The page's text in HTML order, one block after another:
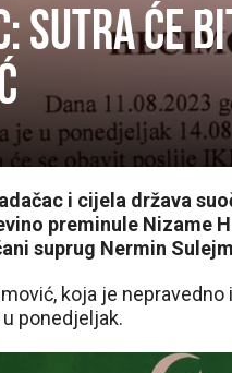
Sutra će
i cijela država
preminule Nizame
suprug Nermin
koja je
ponedjeljak.